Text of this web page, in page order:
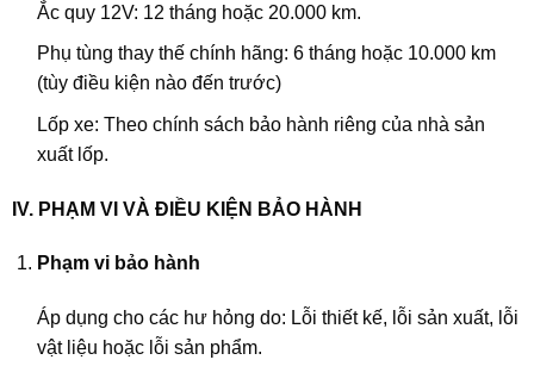
Ắc quy 12V: 12 tháng hoặc 20.000 km.
Phụ tùng thay thế chính hãng: 6 tháng hoặc 10.000 km
(tùy điều kiện nào đến trước)
Lốp xe: Theo chính sách bảo hành riêng của nhà sản
xuất lốp.
IV. PHẠM VI VÀ ĐIỀU KIỆN BẢO HÀNH
Phạm vi bảo hành
Áp dụng cho các hư hỏng do: Lỗi thiết kế, lỗi sản xuất, lỗi
vật liệu hoặc lỗi sản phẩm.